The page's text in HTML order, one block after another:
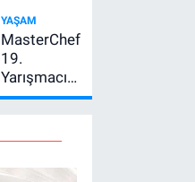
Değişti, Yeni
Tarih Belli
Oldu!
YAŞAM
MasterChef
19.
Yarışmacı
Kim Oldu? 7
Gece!